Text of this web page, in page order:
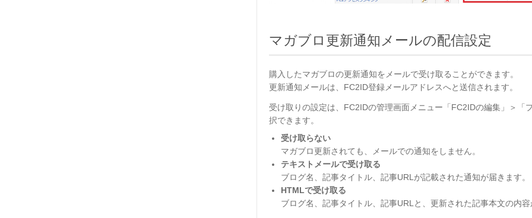
マガブロ更新通知メールの配信設定
購入したマガブロの更新通知をメールで受け取ることができます。
更新通知メールは、FC2ID登録メールアドレスへと送信されます。
受け取りの設定は、FC2IDの管理画面メニュー「FC2IDの編集」＞「
択できます。
受け取らない
マガブロ更新されても、メールでの通知をしません。
テキストメールで受け取る
ブログ名、記事タイトル、記事URLが記載された通知が届きます。
HTMLで受け取る
ブログ名、記事タイトル、記事URLと、更新された記事本文の内容